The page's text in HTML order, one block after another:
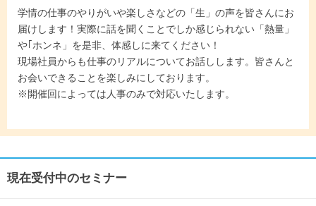
学情の仕事のやりがいや楽しさなどの「生」の声を皆さんにお
届けします！実際に話を聞くことでしか感じられない「熱量」
や｢ホンネ」を是非、体感しに来てください！
現場社員からも仕事のリアルについてお話しします。皆さんと
お会いできることを楽しみにしております。
※開催回によっては人事のみで対応いたします。
現在受付中のセミナー